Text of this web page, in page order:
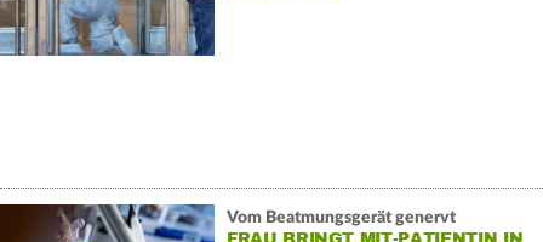
Vom Beatmungsgerät genervt